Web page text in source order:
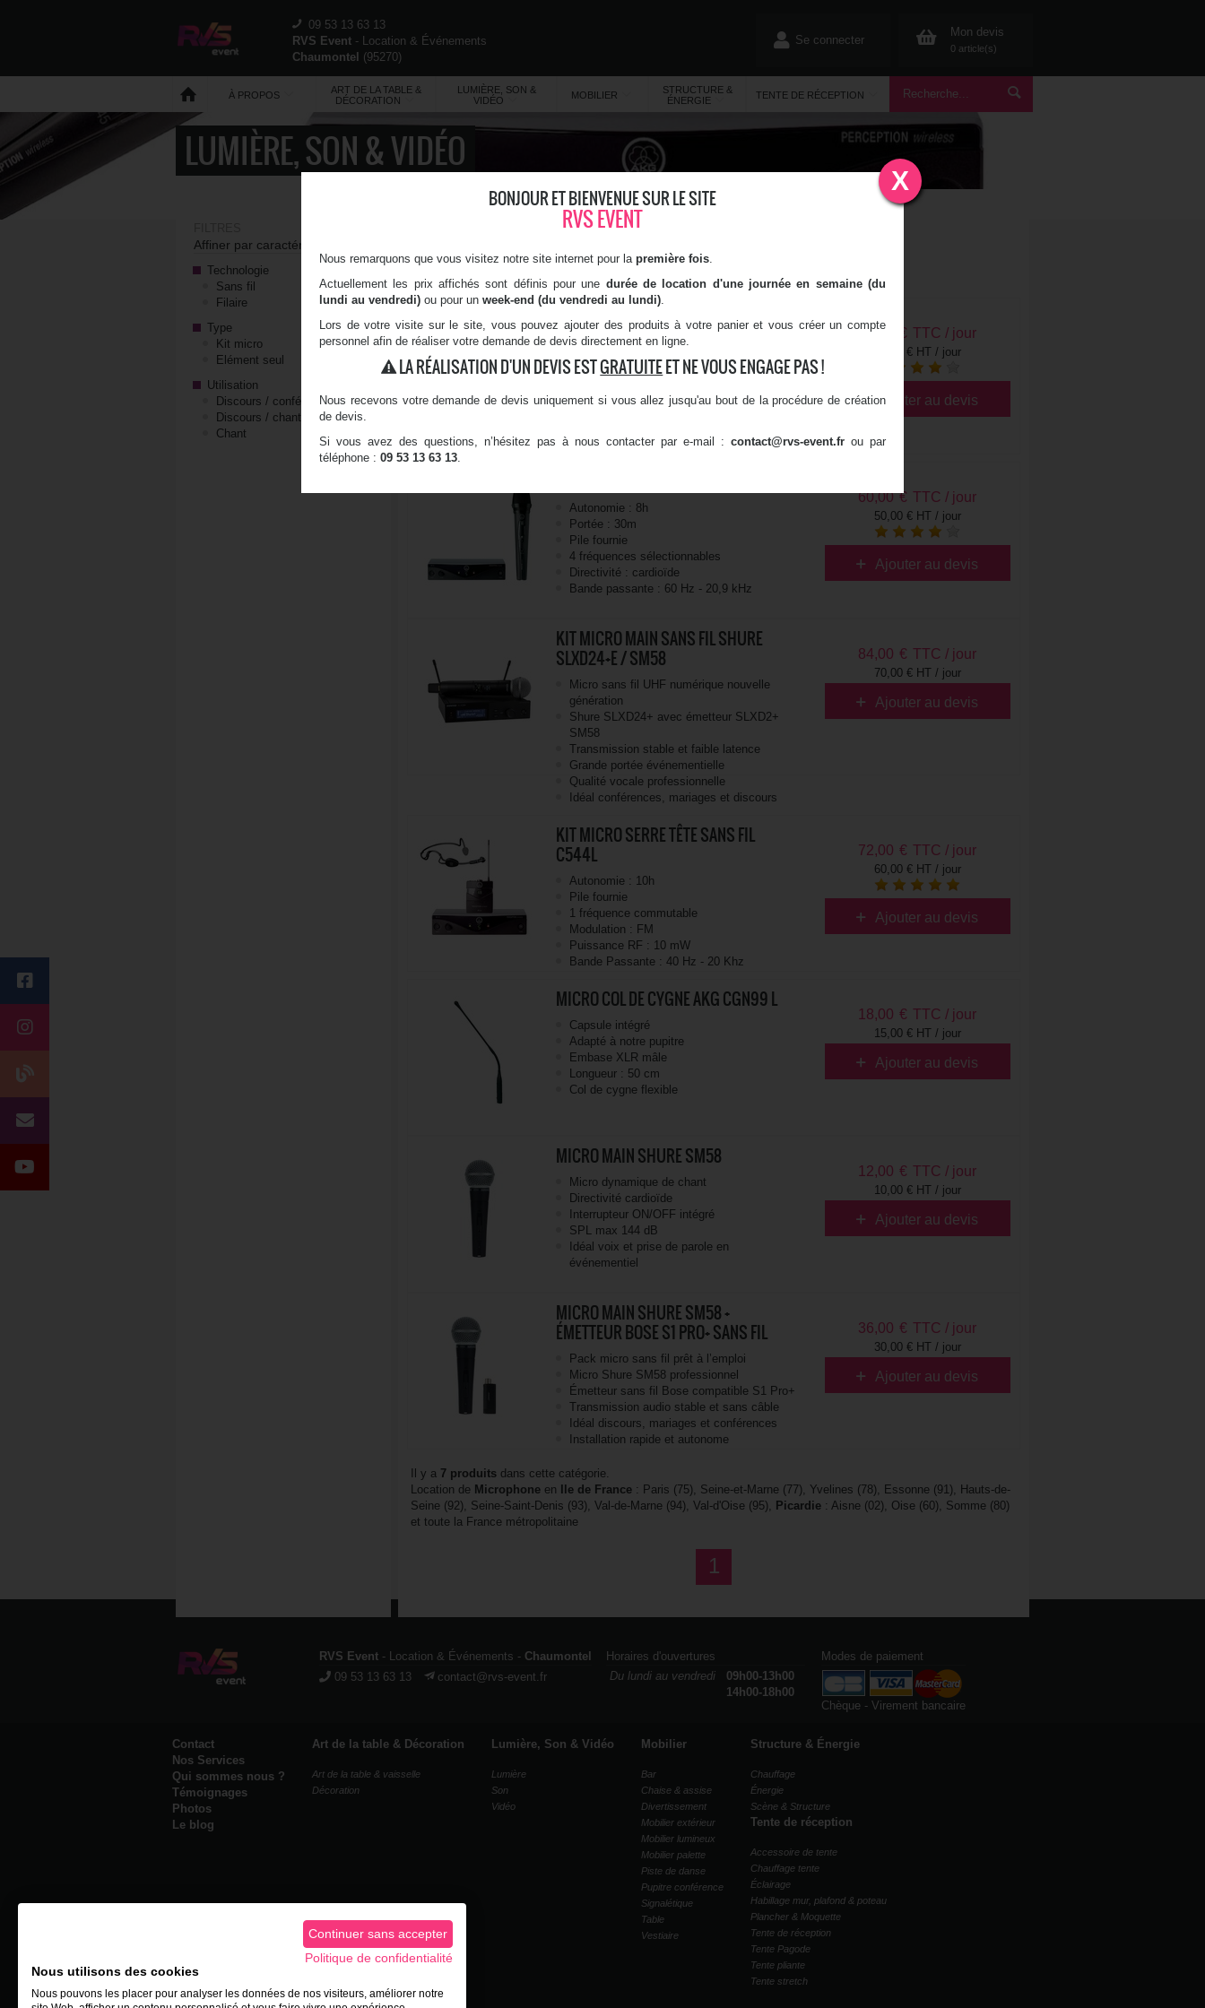
09 53 13 63 13
RVS Event - Location & Événements
Chaumontel (95270)
Se connecter
Mon devis
0 article(s)
À PROPOS
ART DE LA TABLE &
DÉCORATION
LUMIÈRE, SON &
VIDÉO
MOBILIER
STRUCTURE &
ÉNERGIE
TENTE DE RÉCEPTION
LUMIÈRE, SON & VIDÉO
Affiner par caractéristiques
Technologie
Sans fil
Filaire
Type
Kit micro
Elément seul
Utilisation
Discours / conférence
Discours / chant
Chant
Lumière, Son & Vidéo Son Location de Microphone àParis (75) ile de France
LOCATION DE MICROPHONE
Location de micro chant, dynamique, pour instruments, filaire ou sans fil.
KIT MICRO CRAVATE SANS FIL AKG
CK99L
Autonomie : 8h
Portée : 30m
Pile fournie
Bande passante : 15 - 18.000 Hz
72,00 € TTC / jour
60,00 € HT / jour
Ajouter au devis
Autonomie : 8h
Portée : 30m
Pile fournie
4 fréquences sélectionnables
Directivité : cardioïde
Bande passante : 60 Hz - 20,9 kHz
60,00 € TTC / jour
50,00 € HT / jour
Ajouter au devis
KIT MICRO MAIN SANS FIL SHURE
SLXD24+E / SM58
Micro sans fil UHF numérique nouvelle
génération
Shure SLXD24+ avec émetteur SLXD2+
SM58
Transmission stable et faible latence
Grande portée événementielle
Qualité vocale professionnelle
Idéal conférences, mariages et discours
84,00 € TTC / jour
70,00 € HT / jour
Ajouter au devis
KIT MICRO SERRE TÊTE SANS FIL
C544L
Autonomie : 10h
Pile fournie
1 fréquence commutable
Modulation : FM
Puissance RF : 10 mW
Bande Passante : 40 Hz - 20 Khz
72,00 € TTC / jour
60,00 € HT / jour
Ajouter au devis
MICRO COL DE CYGNE AKG CGN99 L
Capsule intégré
Adapté à notre pupitre
Embase XLR mâle
Longueur : 50 cm
Col de cygne flexible
18,00 € TTC / jour
15,00 € HT / jour
Ajouter au devis
MICRO MAIN SHURE SM58
Micro dynamique de chant
Directivité cardioïde
Interrupteur ON/OFF intégré
SPL max 144 dB
Idéal voix et prise de parole en
événementiel
12,00 € TTC / jour
10,00 € HT / jour
Ajouter au devis
MICRO MAIN SHURE SM58 +
ÉMETTEUR BOSE S1 PRO+ SANS FIL
Pack micro sans fil prêt à l’emploi
Micro Shure SM58 professionnel
Émetteur sans fil Bose compatible S1 Pro+
Transmission audio stable et sans câble
Idéal discours, mariages et conférences
Installation rapide et autonome
36,00 € TTC / jour
30,00 € HT / jour
Ajouter au devis
Il y a 7 produits dans cette catégorie.
Location de Microphone en Ile de France : Paris (75), Seine-et-Marne (77), Yvelines (78), Essonne (91), Hauts-de-
Seine (92), Seine-Saint-Denis (93), Val-de-Marne (94), Val-d'Oise (95), Picardie : Aisne (02), Oise (60), Somme (80)
et toute la France métropolitaine
1
RVS Event - Location & Événements - Chaumontel
09 53 13 63 13
contact@rvs-event.fr
Horaires d'ouvertures
Du lundi au vendredi
09h00-13h00
14h00-18h00
Modes de paiement
Chèque - Virement bancaire
Contact
Nos Services
Qui sommes nous ?
Témoignages
Photos
Le blog
Art de la table & Décoration
Art de la table & vaisselle
Décoration
Lumière, Son & Vidéo
Lumière
Son
Vidéo
Mobilier
Bar
Chaise & assise
Divertissement
Mobilier extérieur
Mobilier lumineux
Mobilier palette
Piste de danse
Pupitre conférence
Signalétique
Table
Vestiaire
Structure & Énergie
Chauffage
Énergie
Scène & Structure
Tente de réception
Accessoire de tente
Chauffage tente
Éclairage
Habillage mur, plafond & poteau
Plancher & Moquette
Tente de réception
Tente Pagode
Tente pliante
Tente stretch
X
BONJOUR ET BIENVENUE SUR LE SITE
RVS EVENT
Nous remarquons que vous visitez notre site internet pour la première fois
Actuellement les prix affichés sont définis pour une durée de location d'une journée en semaine (du
lundi au vendredi) ou pour un week-end (du vendredi au lundi)
Lors de votre visite sur le site, vous pouvez ajouter des produits à votre panier et vous créer un compte
personnel afin de réaliser votre demande de devis directement en ligne.
LA RÉALISATION D'UN DEVIS ESTGRATUITEET NE VOUS ENGAGE PAS !
Nous recevons votre demande de devis uniquement si vous allez jusqu'au bout de la procédure de création
de devis.
Si vous avez des questions, n’hésitez pas à nous contacter par e-mail : contact@rvs-event.fr ou par
téléphone : 09 53 13 63 13
Continuer sans accepter
Politique de confidentialité
Nous utilisons des cookies
Nous pouvons les placer pour analyser les données de nos visiteurs, améliorer notre